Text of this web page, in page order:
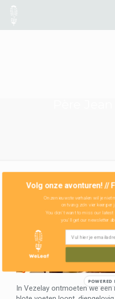
In Vezelay ontmoeten we
Volg onze avonturen! //
Onze nieuwste verhalen wil je niet
ontvang zo'n vier keer per
You don't want to miss our latest
you'll get our newsletter
POWERED